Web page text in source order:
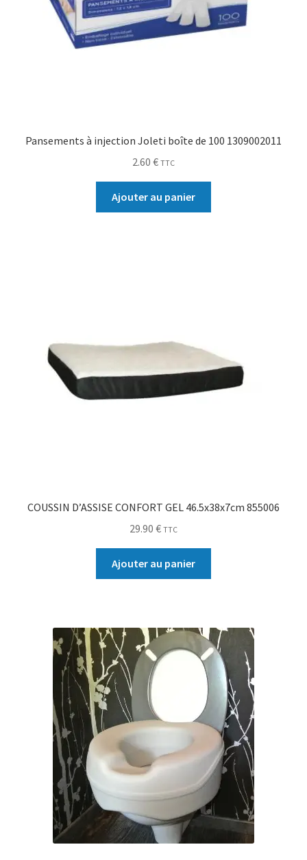
Pansements à injection Joleti boîte de 100 1309002011
2.60 € TTC
Ajouter au panier
COUSSIN D’ASSISE CONFORT GEL 46.5x38x7cm 855006
29.90 € TTC
Ajouter au panier